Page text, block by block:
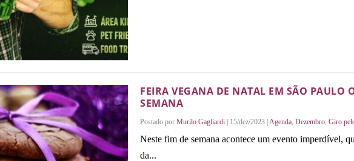
FEIRA VEGANA DE NATAL EM SÃO PAULO
SEMANA
Postado por Murilo Gagliardi | 15/dez/2023 | Agenda Dezembro Giro
Neste fim de semana acontece um evento imperdível,
da...